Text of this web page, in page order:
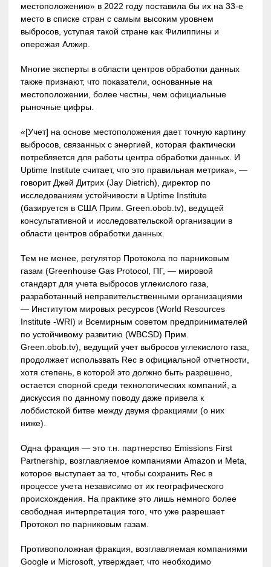
местоположению» в 2022 году поставила бы их на 33-е
место в списке стран с самым высоким уровнем
выбросов, уступая такой стране как Филиппины и
опережая Алжир.
Многие эксперты в области центров обработки данных
также признают, что показатели, основанные на
местоположении, более честны, чем официальные
рыночные цифры.
«[Учет] на основе местоположения дает точную картину
выбросов, связанных с энергией, которая фактически
потребляется для работы центра обработки данных. И
Uptime Institute считает, что это правильная метрика», —
говорит Джей Дитрих (Jay Dietrich), директор по
исследованиям устойчивости в Uptime Institute
(базируется в США Прим. Green.obob.tv), ведущей
консультативной и исследовательской организации в
области центров обработки данных.
Тем не менее, регулятор Протокола по парниковым
газам (Greenhouse Gas Protocol, ПГ, — мировой
стандарт для учета выбросов углекислого газа,
разработанный неправительственными организациями
— Институтом мировых ресурсов (World Resources
Institute -WRI) и Всемирным советом предпринимателей
по устойчивому развитию (WBCSD) Прим.
Green.obob.tv), ведущий учет выбросов углекислого газа,
продолжает использвать Rec в официальной отчетности,
хотя степень, в которой это должно быть разрешено,
остается спорной среди технологических компаний, а
дискуссия по данному поводу даже привела к
лоббистской битве между двумя фракциями (о них
ниже).
Одна фракция — это т.н. партнерство Emissions First
Partnership, возглавляемое компаниями Amazon и Meta,
которое выступает за то, чтобы сохранить Rec в
процессе учета независимо от их географического
происхождения. На практике это лишь немного более
свободная интерпретация того, что уже разрешает
Протокол по парниковым газам.
Противоположная фракция, возглавляемая компаниями
Google и Microsoft, утверждает, что необходимо